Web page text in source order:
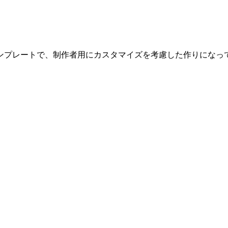
レートで、制作者用にカスタマイズを考慮した作りになっ